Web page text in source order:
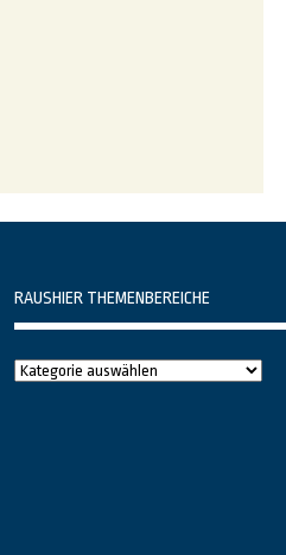
RAUSHIER THEMENBEREICHE
Raushier